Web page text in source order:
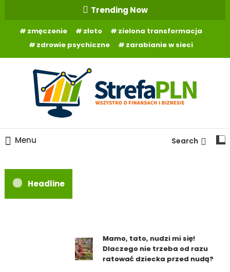
Content
Trending Now
zmęczenie złoto
zielona transformacja
zdrowie psychiczne
zarabianie w sieci
StrefaPLN.pl
Menu Search
Headline
Mamo, tato, nudzi mi się!
Dlaczego nie trzeba od razu
ratować dziecka przed nudą?